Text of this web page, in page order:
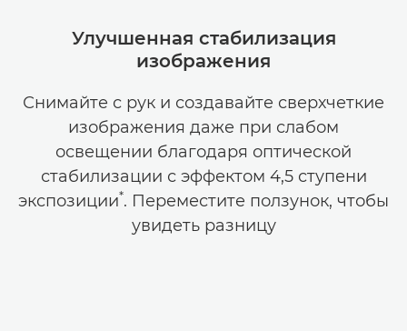
Улучшенная стабилизация
изображения
Снимайте с рук и создавайте сверхчеткие
изображения даже при слабом
освещении благодаря оптической
стабилизации с эффектом 4,5 ступени
экспозиции*. Переместите ползунок, чтобы
увидеть разницу